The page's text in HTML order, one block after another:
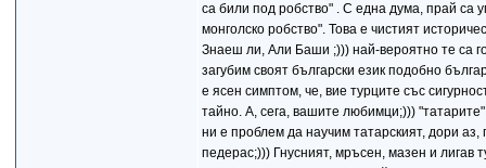
са били под робство" . С една дума, прай са
монголско робство". Това е чистият
Знаеш ли, Али Баши ;))) най-вероятно те са
загубим своят български език подобно
е ясен симптом, че, вие турците със
тайно. А, сега, вашите любимци;)))
ни е проблем да научим татарският, дори
педерас;))) Гнусният, мръсен, мазен и лигав